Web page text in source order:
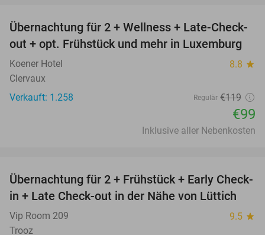
17%
Übernachtung für 2 + Wellness + Late-Check-
out + opt. Frühstück und mehr in Luxemburg
Koener Hotel 8.8 star
Clervaux
Verkauft: 1.258
Regulär €119
€99
Inklusive aller Nebenkosten
54%
Übernachtung für 2 + Frühstück + Early Check-
in + Late Check-out in der Nähe von Lüttich
Vip Room 209 9.5 star
Trooz